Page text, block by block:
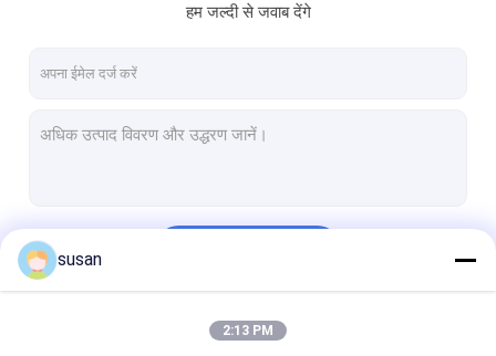
हम जल्दी से जवाब देंगे
susan
2:13 PM